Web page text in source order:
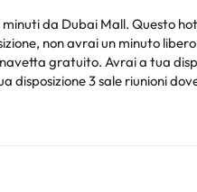
da Dubai Mall. Questo
non avrai un minuto
gratuito. Avrai a tua
disposizione 3 sale riunioni
un ristorante, il Cafe 26, e
camere con aria